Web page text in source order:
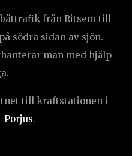
från Ritsem till
södra sidan av sjön.
man med hjälp
till kraftstationen i
Porjus.